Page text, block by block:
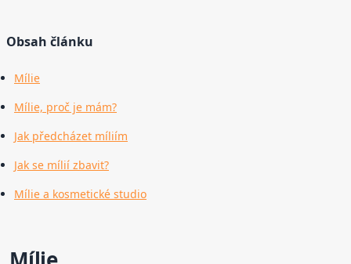
Obsah článku
Mílie
Mílie, proč je mám?
Jak předcházet míliím
Jak se mílií zbavit?
Mílie a kosmetické studio